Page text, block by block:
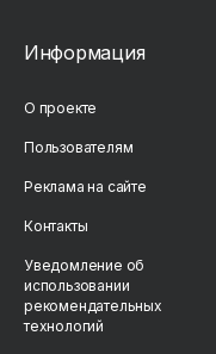
Информация
О проекте
Пользователям
Реклама на сайте
Контакты
Уведомление об
использовании
рекомендательных
технологий